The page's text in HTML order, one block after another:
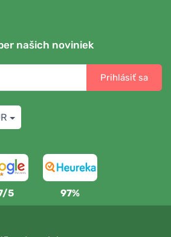
našich noviniek
Prihlásiť sa
5 97%